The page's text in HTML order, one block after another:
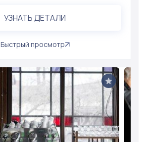
УЗНАТЬ ДЕТАЛИ
Быстрый просмотр